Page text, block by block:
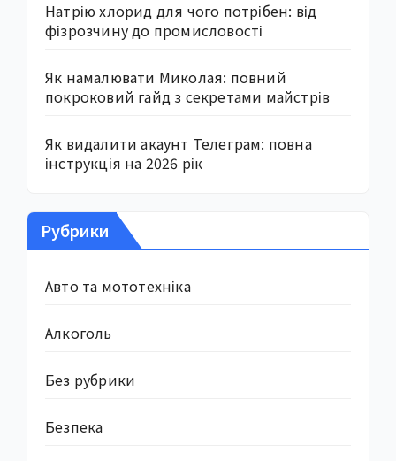
Натрію хлорид для чого потрібен: від
фізрозчину до промисловості
Як намалювати Миколая: повний
покроковий гайд з секретами майстрів
Як видалити акаунт Телеграм: повна
інструкція на 2026 рік
Рубрики
Авто та мототехніка
Алкоголь
Без рубрики
Безпека